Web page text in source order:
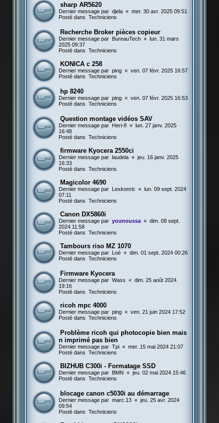
sharp AR5620
Dernier message par djela « mer. 30 avr. 2025 09:51
Posté dans Techniciens
Recherche Broker pièces copieur
Dernier message par BureauTech « lun. 31 mars
2025 09:37
Posté dans Techniciens
KONICA c 258
Dernier message par ping « ven. 07 févr. 2025 16:57
Posté dans Techniciens
hp 8240
Dernier message par ping « ven. 07 févr. 2025 16:53
Posté dans Techniciens
Question montage vidéos SAV
Dernier message par Heri-8 « lun. 27 janv. 2025
16:48
Posté dans Techniciens
firmware Kyocera 2550ci
Dernier message par laudela « jeu. 16 janv. 2025
16:33
Posté dans Techniciens
Magicolor 4690
Dernier message par Lexkonric « lun. 09 sept. 2024
07:11
Posté dans Techniciens
Canon DX5860i
Dernier message par younoussa « dim. 08 sept.
2024 11:58
Posté dans Techniciens
Tambours riso MZ 1070
Dernier message par Loé « dim. 01 sept. 2024 00:26
Posté dans Techniciens
Firmware Kyocera
Dernier message par Wass « dim. 25 août 2024
19:16
Posté dans Techniciens
ricoh mpc 4000
Dernier message par ping « ven. 21 juin 2024 17:52
Posté dans Techniciens
Problème ricoh qui photocopie bien mais
n imprimé pas bien
Dernier message par Tpi « mer. 15 mai 2024 21:07
Posté dans Techniciens
BIZHUB C300i - Formatage SSD
Dernier message par BMN « jeu. 02 mai 2024 15:46
Posté dans Techniciens
blocage canon c5030i au démarrage
Dernier message par marc.13 « jeu. 25 avr. 2024
09:54
Posté dans Techniciens